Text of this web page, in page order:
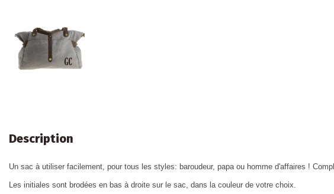
Description
Un sac à utiliser facilement, pour tous les styles: baroudeur, papa ou homme d'affaires !
Les initiales sont brodées en bas à droite sur le sac, dans la couleur de votre choix.